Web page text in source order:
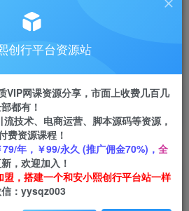
24小时自动赚钱
正文
营：普通人利用AI赚钱 月收
+文档）
创行平台资源站
VIP网课资源分享，市面上收费几百几
都有！
技术、电商运营、脚本源码等资源，
费资源课程！
79/年，￥99/永久 (推广佣金70%)， 全
，欢迎加入！
，搭建一个和安小熙创行平台站一样
：yysqz003